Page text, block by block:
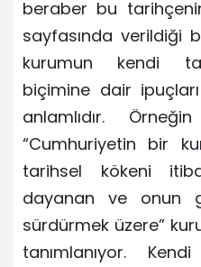
beraber bu
sayfasında verildiği
kurumun kendi
biçimine dair ipuçları
anlamlıdır.
“Cumhuriyetin bir
tarihsel kökeni
dayanan ve onun
sürdürmek üzere”
tanımlanıyor.